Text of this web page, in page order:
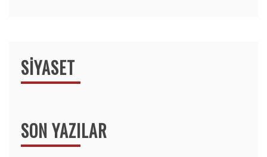
SIYASET
SON YAZILAR